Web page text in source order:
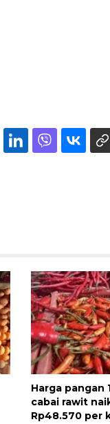
Harga pangan
cabai rawit
Rp48.570 per